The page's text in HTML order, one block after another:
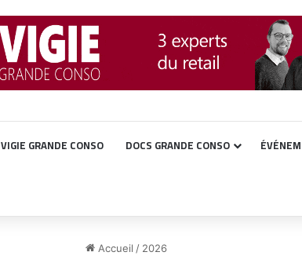
VIGIE GRANDE CONSO DOCS GRANDE CONSO
Accueil / 2026